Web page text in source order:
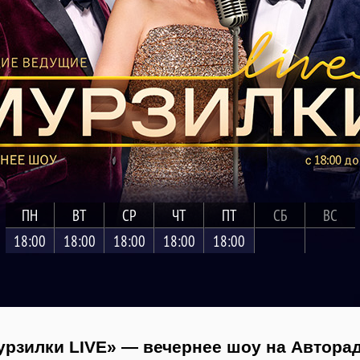
ПН ВТ СР ЧТ ПТ СБ
ВС
18:00
18:00 18:00 18:00 18:00
LIVE» — вечернее шоу на